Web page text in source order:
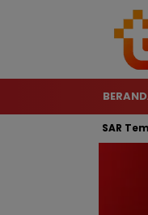
Tim SAR Temukan